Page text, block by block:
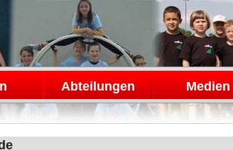
Abteilungen Medien